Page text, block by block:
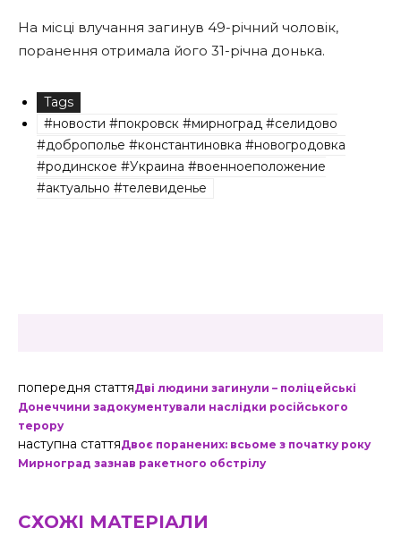
На місці влучання загинув 49-річний чоловік,
поранення отримала його 31-річна донька.
Tags
#новости #покровск #мирноград #селидово
#доброполье #константиновка #новогродовка
#родинское #Украина #военноеположение
#актуально #телевиденье
попередня статтяДві людини загинули – поліцейські
Донеччини задокументували наслідки російського
терору
наступна статтяДвоє поранених: всьоме з початку року
Мирноград зазнав ракетного обстрілу
СХОЖІ МАТЕРІАЛИ